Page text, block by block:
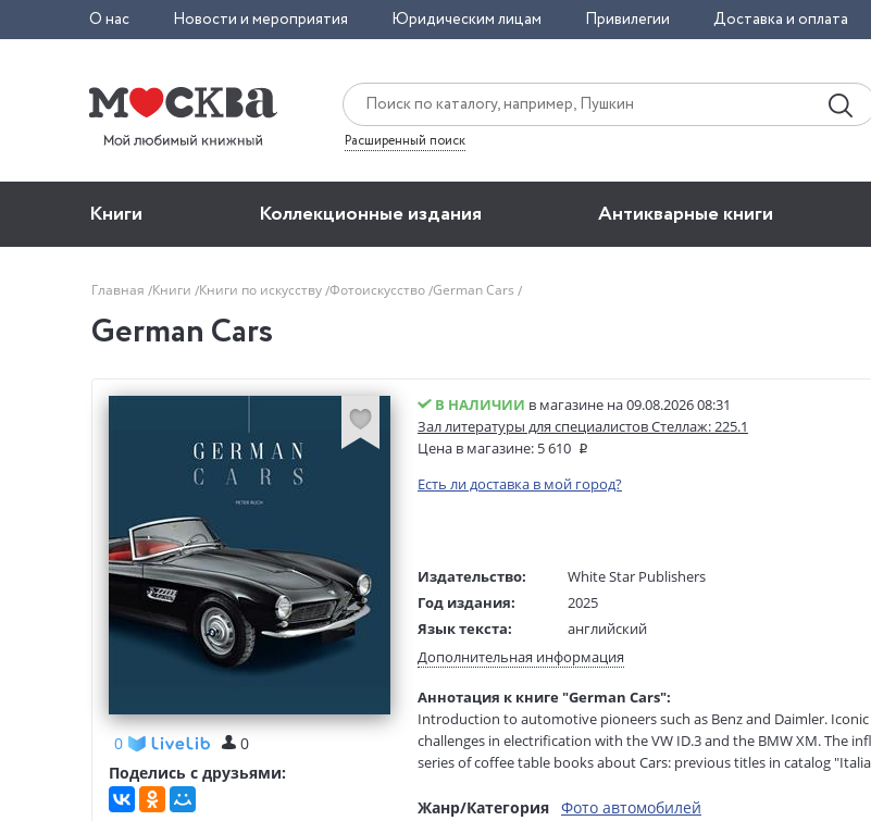
О нас Новости и мероприятия Юридическим лицам Привилегии Доставка и оплата
Расширенный поиск
Книги Коллекционные издания Антикварные книги
Главная Книги Книги по искусству Фотоискусство German Cars
German Cars
0
0
Поделись с друзьями:
В НАЛИЧИИ в магазине на 09.08.2026 08:31
Зал литературы для специалистов Стеллаж: 225.1
Цена в магазине: 5 610
Есть ли доставка в мой город?
Издательство:
White Star Publishers
Год издания:
2025
Язык текста:
английский
Редактор/
Peter Ruch
Тип обложки:
Твердый переплет
Размеры в мм
(ДхШхВ):
310x270x30
Дополнительная информация
Аннотация к книге "German Cars":
Introduction to automotive pioneers such as Benz and Daimler.
challenges in electrification with the VW ID.3 and the BMW XM. The
series of coffee table books about Cars: previous titles in catalog
Explore the stories lying behind iconic German cars and appreciate
Жанр/Категория Фото автомобилей